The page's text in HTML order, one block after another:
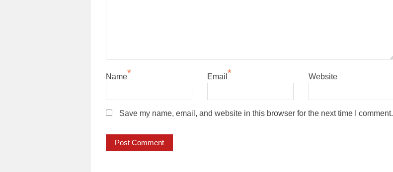
Name* Email * Website
Save my name, email, and website in this browser for the next time I comment.